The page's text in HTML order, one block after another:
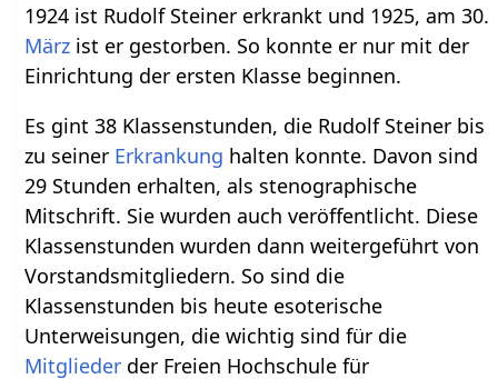
1924 ist Rudolf Steiner erkrankt und 1925, am 30.
März ist er gestorben. So konnte er nur mit der
Einrichtung der ersten Klasse beginnen.
Es gint 38 Klassenstunden, die Rudolf Steiner bis
zu seiner Erkrankung halten konnte. Davon sind
29 Stunden erhalten, als stenographische
Mitschrift. Sie wurden auch veröffentlicht. Diese
Klassenstunden wurden dann weitergeführt von
Vorstandsmitgliedern. So sind die
Klassenstunden bis heute esoterische
Unterweisungen, die wichtig sind für die
Mitglieder der Freien Hochschule für